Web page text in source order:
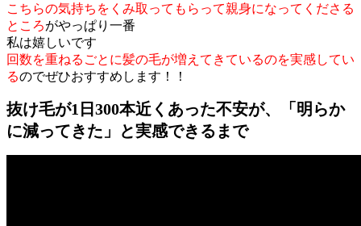
こちらの気持ちをくみ取ってもらって親身になってくださる
ところがやっぱり一番
私は嬉しいです
回数を重ねるごとに髪の毛が増えてきているのを実感してい
るのでぜひおすすめします！！
抜け毛が1日300本近くあった不安が、「明らか
に減ってきた」と実感できるまで